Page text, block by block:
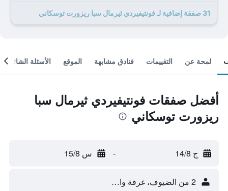
31 صفقة إضافية لـ فونتيفيردي ثيرمال سبا ريزورت توسكاني
لمحة عن التقييمات فنادق مشابهة الموقع الأسئلة الشائعة
أفضل صفقات فونتيفيردي ثيرمال سبا
ريزورت توسكاني
ج 14/8 - س 15/8
2 من الضيوف، غرفة واحدة